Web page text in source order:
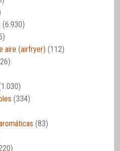
(6.930)
aire (airfryer) (112)
(334)
(83)